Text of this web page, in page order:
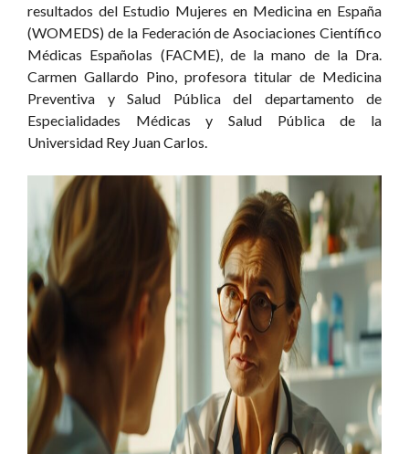
resultados del Estudio Mujeres en Medicina en España
(WOMEDS) de la Federación de Asociaciones Científico
Médicas Españolas (FACME), de la mano de la Dra.
Carmen Gallardo Pino, profesora titular de Medicina
Preventiva y Salud Pública del departamento de
Especialidades Médicas y Salud Pública de la
Universidad Rey Juan Carlos.